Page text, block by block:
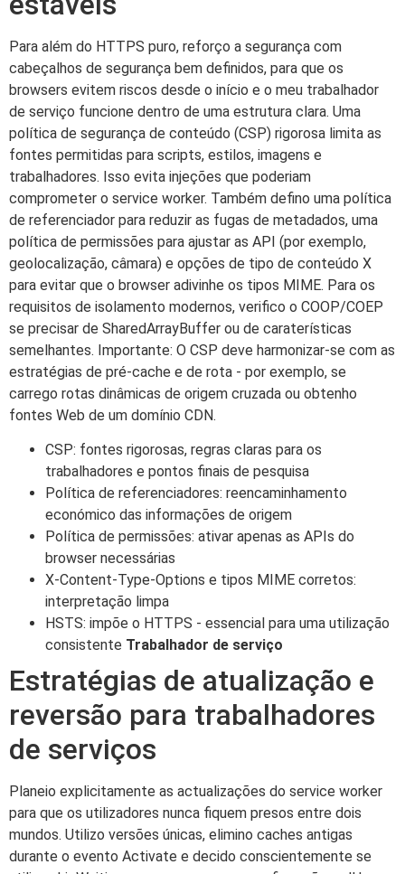
Para além do HTTPS puro, reforço a segurança com
cabeçalhos de segurança bem definidos, para que os
browsers evitem riscos desde o início e o meu trabalhador
de serviço funcione dentro de uma estrutura clara. Uma
política de segurança de conteúdo (CSP) rigorosa limita as
fontes permitidas para scripts, estilos, imagens e
trabalhadores. Isso evita injeções que poderiam
comprometer o service worker. Também defino uma política
de referenciador para reduzir as fugas de metadados, uma
política de permissões para ajustar as API (por exemplo,
geolocalização, câmara) e opções de tipo de conteúdo X
para evitar que o browser adivinhe os tipos MIME. Para os
requisitos de isolamento modernos, verifico o COOP/COEP
se precisar de SharedArrayBuffer ou de caraterísticas
semelhantes. Importante: O CSP deve harmonizar-se com as
estratégias de pré-cache e de rota - por exemplo, se
carrego rotas dinâmicas de origem cruzada ou obtenho
fontes Web de um domínio CDN.
CSP: fontes rigorosas, regras claras para os
trabalhadores e pontos finais de pesquisa
Política de referenciadores: reencaminhamento
económico das informações de origem
Política de permissões: ativar apenas as APIs do
browser necessárias
X-Content-Type-Options e tipos MIME corretos:
interpretação limpa
HSTS: impõe o HTTPS - essencial para uma utilização
consistente Trabalhador de serviço
Estratégias de atualização e
reversão para trabalhadores
de serviços
Planeio explicitamente as actualizações do service worker
para que os utilizadores nunca fiquem presos entre dois
mundos. Utilizo versões únicas, elimino caches antigas
durante o evento Activate e decido conscientemente se